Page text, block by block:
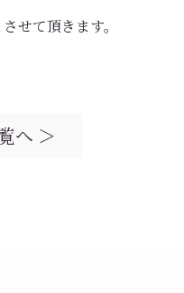
せて頂きます。
へ ＞